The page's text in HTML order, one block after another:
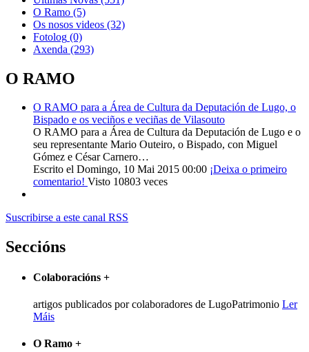
O Ramo (5)
Os nosos videos (32)
Fotolog (0)
Axenda (293)
O RAMO
O RAMO para a Área de Cultura da Deputación de Lugo, o
Bispado e os veciños e veciñas de Vilasouto
O RAMO para a Área de Cultura da Deputación de Lugo e o
seu representante Mario Outeiro, o Bispado, con Miguel
Gómez e César Carnero…
Escrito el Domingo, 10 Mai 2015 00:00 ¡Deixa o primeiro
comentario! Visto 10803 veces
Suscribirse a este canal RSS
Seccións
Colaboracións +
artigos publicados por colaboradores de LugoPatrimonio Ler
Máis
O Ramo +